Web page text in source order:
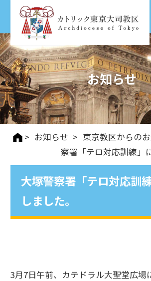
お知らせ
> お知らせ > 東京教区からの
察署「テロ対応訓練」
大塚警察署「テロ対応訓
しました。
3月7日午前、カテドラル大聖堂広場